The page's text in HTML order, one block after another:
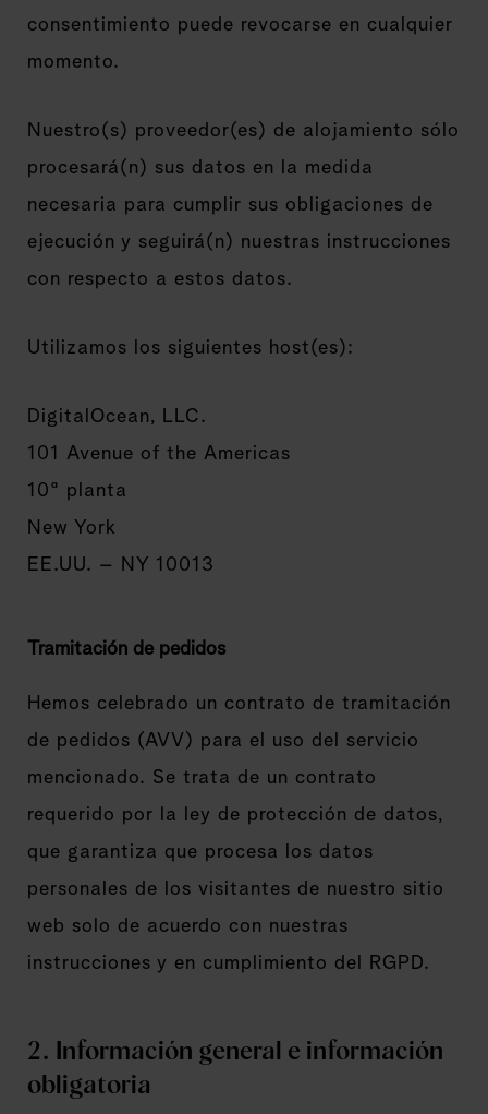
consentimiento puede revocarse en cualquier
momento.
Nuestro(s) proveedor(es) de alojamiento sólo
procesará(n) sus datos en la medida
necesaria para cumplir sus obligaciones de
ejecución y seguirá(n) nuestras instrucciones
con respecto a estos datos.
Utilizamos los siguientes host(es):
DigitalOcean, LLC.
101 Avenue of the Americas
10ª planta
New York
EE.UU. – NY 10013
Tramitación de pedidos
Hemos celebrado un contrato de tramitación
de pedidos (AVV) para el uso del servicio
mencionado. Se trata de un contrato
requerido por la ley de protección de datos,
que garantiza que procesa los datos
personales de los visitantes de nuestro sitio
web solo de acuerdo con nuestras
instrucciones y en cumplimiento del RGPD.
2. Información general e información
obligatoria